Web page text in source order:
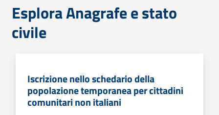
Esplora Anagrafe e stato
civile
Iscrizione nello schedario della
popolazione temporanea per cittadini
comunitari non italiani